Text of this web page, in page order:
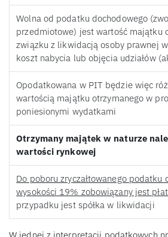
Wolna od podatku dochodowego
przedmiotowe) jest wartość majątku
związku z likwidacją osoby prawnej
koszt nabycia lub objęcia udziałów
Opodatkowana w PIT będzie więc
wartością majątku otrzymanego w
poniesionymi wydatkami
Otrzymany majątek w naturze
wartości rynkowej
Do poboru zryczałtowanego podatku
wysokości 19% zobowiązany jest
przypadku jest spółka w likwidacji